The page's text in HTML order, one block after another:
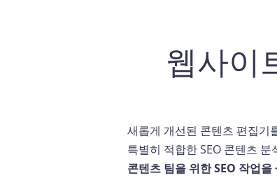
웹사이
새롭게 개선된 콘텐츠 편집기
특별히 적합한 SEO 콘텐츠 분
콘텐츠 팀을 위한 SEO 작업을